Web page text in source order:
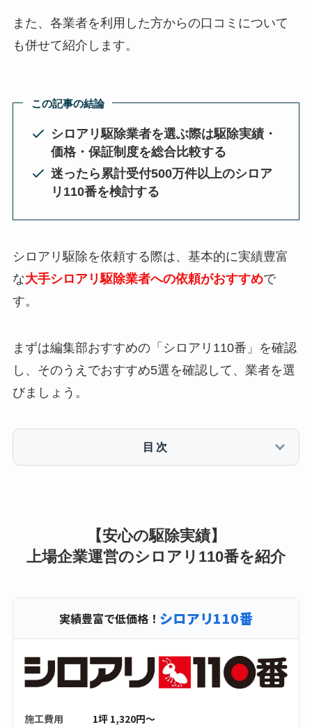
また、各業者を利用した方からの口コミについて
も併せて紹介します。
この記事の結論
シロアリ駆除業者を選ぶ際は駆除実績・
価格・保証制度を総合比較する
迷ったら累計受付500万件以上のシロア
リ110番を検討する
シロアリ駆除を依頼する際は、基本的に実績豊富
な大手シロアリ駆除業者への依頼がおすすめで
す。
まずは編集部おすすめの「シロアリ110番」を確認
し、そのうえでおすすめ5選を確認して、業者を選
びましょう。
目次
【安心の駆除実績】
上場企業運営のシロアリ110番を紹介
実績豊富で低価格！ シロアリ110番
施工費用
1坪 1,320円〜